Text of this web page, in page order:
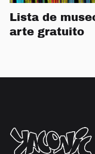
Lista de
arte gratuito